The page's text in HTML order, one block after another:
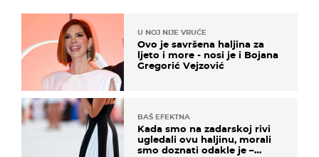
U NOJ NIJE VRUĆE
Ovo je savršena haljina za
ljeto i more - nosi je i Bojana
Gregorić Vejzović
BAŠ EFEKTNA
Kada smo na zadarskoj rivi
ugledali ovu haljinu, morali
smo doznati odakle je –